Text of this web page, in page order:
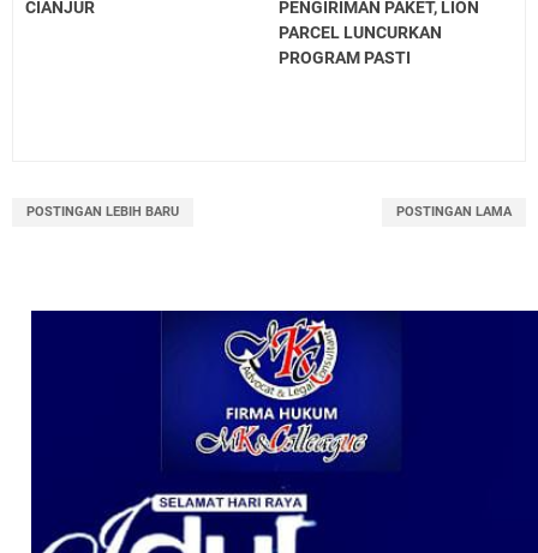
CIANJUR
PENGIRIMAN PAKET, LION
PARCEL LUNCURKAN
PROGRAM PASTI
POSTINGAN LEBIH BARU POSTINGAN LAMA